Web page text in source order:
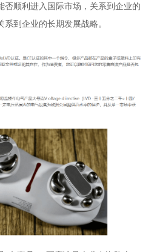
否顺利进入国际市场，关系到企业的
到企业的长期发展战略。